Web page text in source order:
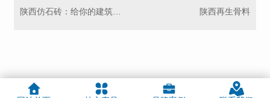
陕西再生骨料